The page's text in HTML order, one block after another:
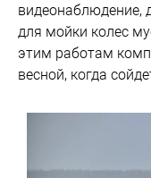
видеонаблюдение,
для мойки колес
этим работам
весной, когда